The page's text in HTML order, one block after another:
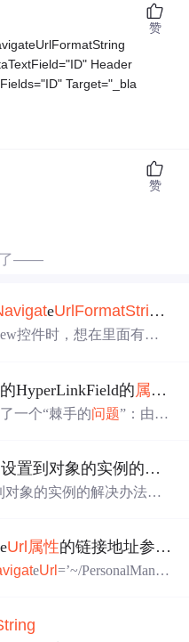
Header
Target="_bla
赞
赞
——
eUrl FormatString
控件时，想在里面有一
的hyperlin...
HyperLinkField的 属性
一个“棘手的问题”：由于
，而要在axcs.cs页动态指
于在VS的智能提示下解
Asp.NET中未将对象引用设置到对象的实例的解决办法。
象的实例的解决办法。
，发现数据库的主键设置
无用的字段赋的值都相
体方法的参数改为
eUrl 属性的链接地址参数设置
eUrl =’~/PersonalManag
也就是说绑定部...